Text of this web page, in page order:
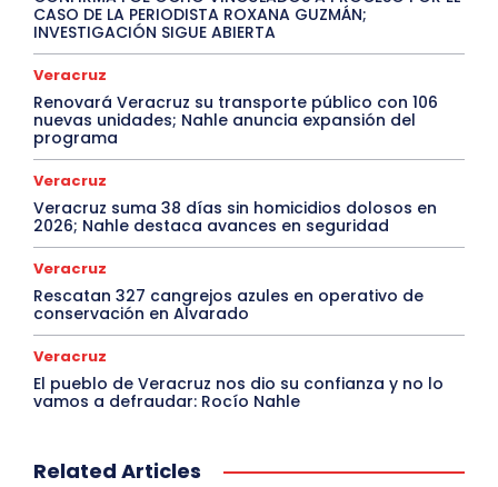
CASO DE LA PERIODISTA ROXANA GUZMÁN;
INVESTIGACIÓN SIGUE ABIERTA
Veracruz
Renovará Veracruz su transporte público con 106
nuevas unidades; Nahle anuncia expansión del
programa
Veracruz
Veracruz suma 38 días sin homicidios dolosos en
2026; Nahle destaca avances en seguridad
Veracruz
Rescatan 327 cangrejos azules en operativo de
conservación en Alvarado
Veracruz
El pueblo de Veracruz nos dio su confianza y no lo
vamos a defraudar: Rocío Nahle
Related Articles